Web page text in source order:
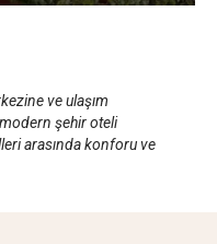
ve ulaşım
şehir oteli
arasında konforu ve